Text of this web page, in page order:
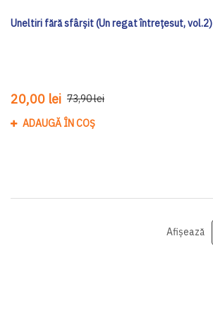
Uneltiri fără sfârșit (Un regat întrețesut, vol.2)
20,00 lei 73,90 lei
ADAUGĂ ÎN COȘ
Afișează